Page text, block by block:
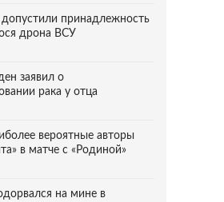
принадлежность
дрона ВСУ
заявил о
рака у отца
вероятные авторы
в матче с «Родиной»
на мине в